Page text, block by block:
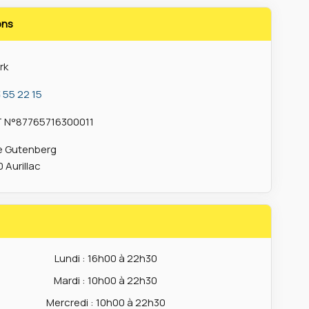
22 15
N°87765716300011
Gutenberg
Aurillac
Lundi : 16h00 à 22h30
Mardi : 10h00 à 22h30
Mercredi : 10h00 à 22h30